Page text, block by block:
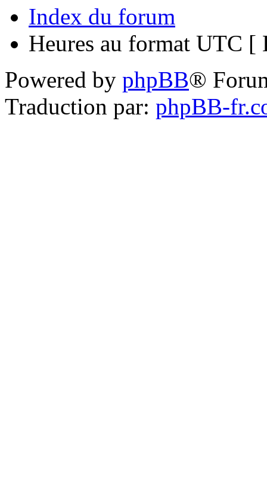
Index du forum
Heures au format UTC [
Powered by phpBB®
Traduction par: phpBB-